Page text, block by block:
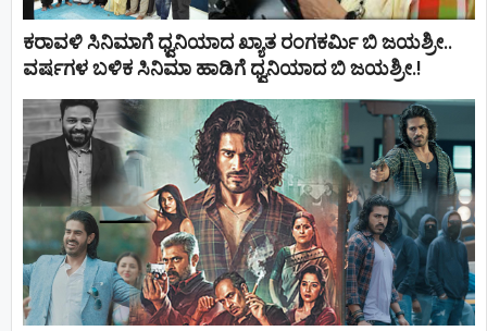
ಕರಾವಳಿ ಸಿನಿಮಾಗೆ ಧ್ವನಿಯಾದ ಖ್ಯಾತ ರಂಗಕರ್ಮಿ ಬಿ ಜಯಶ್ರೀ..
ವರ್ಷಗಳ ಬಳಿಕ ಸಿನಿಮಾ ಹಾಡಿಗೆ ಧ್ವನಿಯಾದ ಬಿ ಜಯಶ್ರೀ.!